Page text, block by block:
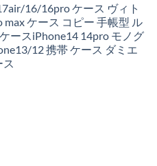
16/16pro ケース ヴィト
ケース コピー 手帳型 ル
ースiPhone14 14pro モノグ
12 携帯 ケース ダミエ